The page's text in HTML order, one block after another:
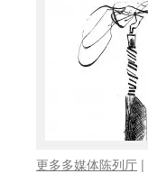
更多多媒体陈列厅 |